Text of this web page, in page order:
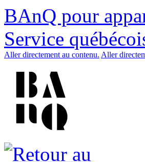
BAnQ pour
Service
Aller directement au contenu. Aller